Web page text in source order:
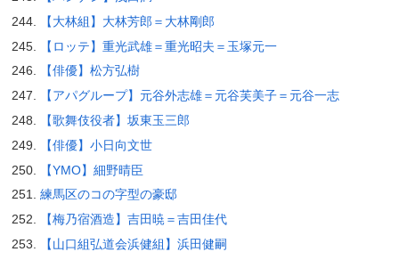
【大林組】大林芳郎＝大林剛郎
【ロッテ】重光武雄＝重光昭夫＝玉塚元一
【俳優】松方弘樹
【アパグループ】元谷外志雄＝元谷芙美子＝元谷一志
【歌舞伎役者】坂東玉三郎
【俳優】小日向文世
【YMO】細野晴臣
練馬区のコの字型の豪邸
【梅乃宿酒造】吉田暁＝吉田佳代
【山口組弘道会浜健組】浜田健嗣